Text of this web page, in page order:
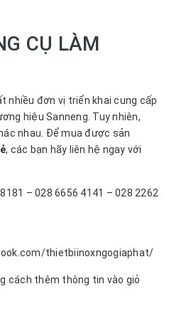
CỤ LÀM
nhiều đơn vị triển khai cung cấp
hiệu Sanneng. Tuy nhiên,
nhau. Để mua được sản
, các bạn hãy liên hệ ngay với
– 028 6656 4141 – 028 2262
thietbiinoxngogiaphat/
cách thêm thông tin vào giỏ